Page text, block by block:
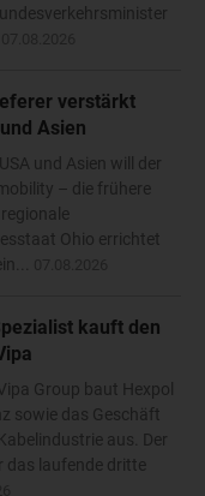
verstärkt
Asien
und Asien will der
– die frühere
Ohio errichtet
kauft den
Group baut Hexpol
sowie das Geschäft
aus. Der
das laufende dritte